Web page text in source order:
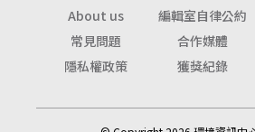
About us
編輯室自律公約
常見問題
合作媒體
隱私權政策
獲獎紀錄